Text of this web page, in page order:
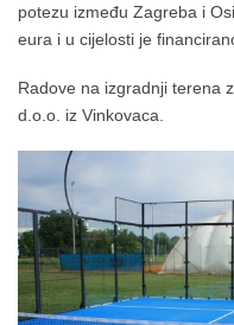
potezu između Zagreba i
eura i u cijelosti je
Radove na izgradnji terena
d.o.o. iz Vinkovaca.